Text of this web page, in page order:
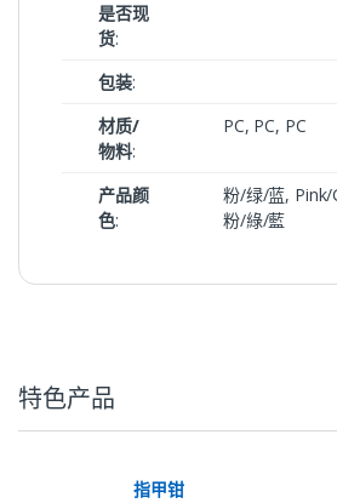
是否现
货:
包装:
材质/
物料:
PC, PC, PC
产品颜
色:
粉/绿/蓝,
粉/綠/藍
特色产品
指甲钳